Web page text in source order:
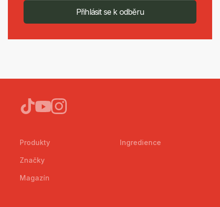
Přihlásit se k odběru
Produkty
Značky
Magazín
Ingredience